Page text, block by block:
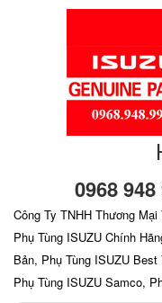
0968
Công Ty TNHH Thương
Phụ Tùng ISUZU Chính
Bản, Phụ Tùng ISUZU
Phụ Tùng ISUZU Samco,